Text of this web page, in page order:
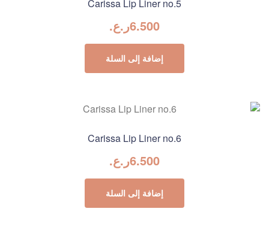
Carissa Lip Liner no.5
6.500ر.ع.
إضافة إلى السلة
Carissa Lip Liner no.6
6.500ر.ع.
إضافة إلى السلة